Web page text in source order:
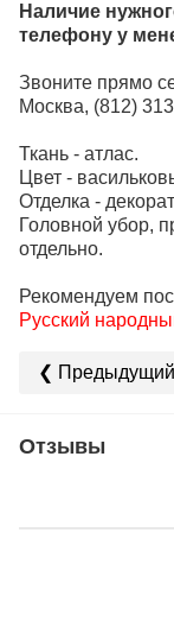
Наличие
телефону у
Звоните прямо
Москва, (812)
Ткань - атлас.
Цвет -
Отделка -
Головной убор,
отдельно.
Рекомендуем
Русский
❮ Предыдущий
Отзывы